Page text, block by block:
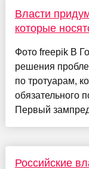
Власти
которые
Фото freepik В
решения
по тротуарам,
обязательного
Первый
Российские